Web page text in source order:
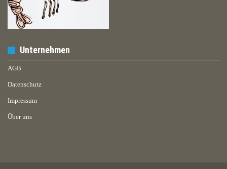
Unternehmen
AGB
Datenschutz
Impressum
Über uns